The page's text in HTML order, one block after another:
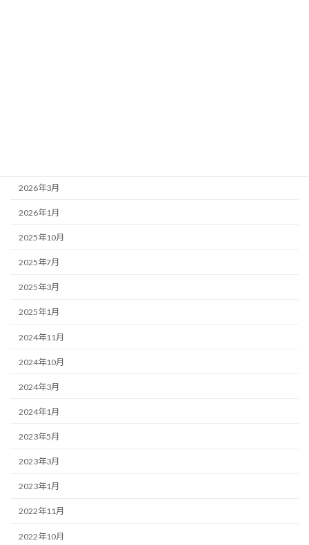
2026年3月
2026年1月
2025年10月
2025年7月
2025年3月
2025年1月
2024年11月
2024年10月
2024年3月
2024年1月
2023年5月
2023年3月
2023年1月
2022年11月
2022年10月